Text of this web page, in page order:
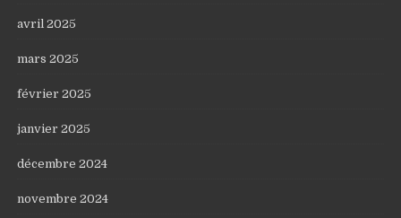
avril 2025
mars 2025
février 2025
janvier 2025
décembre 2024
novembre 2024